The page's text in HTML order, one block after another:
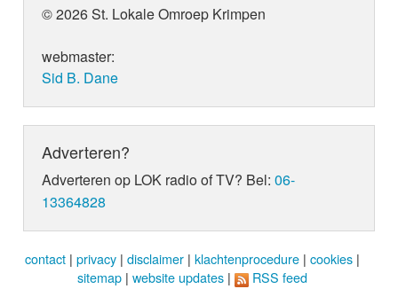
© 2026 St. Lokale Omroep Krimpen
webmaster:
Sid B. Dane
Adverteren?
Adverteren op LOK radio of TV? Bel:06-
13364828
contact | privacy | disclaimer | klachtenprocedure | cookies |
sitemap | website updates | RSS feed